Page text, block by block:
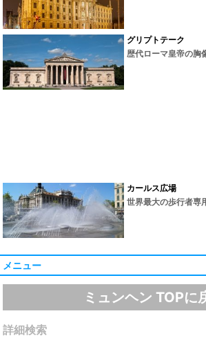
グリプトテーク
歴代ローマ皇帝の胸
カールス広場
世界最大の歩行者専
メニュー
ミュンヘン TOPに
詳細検索